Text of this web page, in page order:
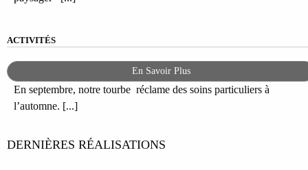
ACTIVITÉS
En Savoir Plus
En septembre, notre tourbe réclame des soins particuliers à
l’automne. [...]
DERNIÈRES RÉALISATIONS